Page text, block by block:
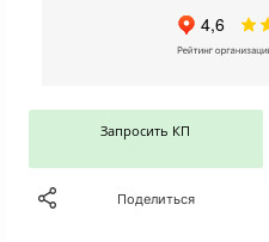
Запросить КП
Поделиться